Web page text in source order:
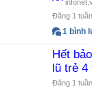
Đăng 1
1 bình
Hết
lũ trẻ 4
Đăng 1